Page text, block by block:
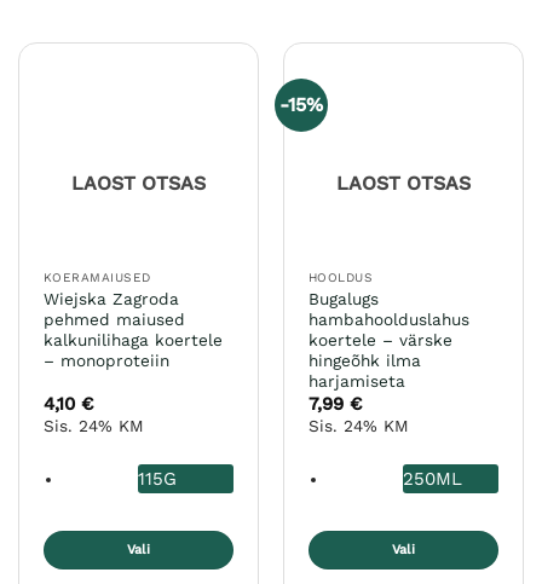
LAOST OTSAS
KOERAMAIUSED
Wiejska Zagroda
pehmed maiused
kalkunilihaga koertele
– monoproteiin
4,10 €
Sis. 24% KM
115G
Vali
-15%
LAOST OTSAS
HOOLDUS
Bugalugs
hambahoolduslahus
koertele – värske
hingeõhk ilma
harjamiseta
7,99 €
Sis. 24% KM
250ML
Vali